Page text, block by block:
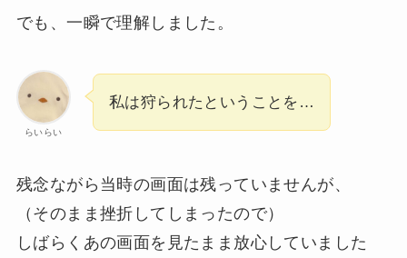
でも、一瞬で理解しました。
らいらい
私は狩られたということを…
残念ながら当時の画面は残っていませんが、
（そのまま挫折してしまったので）
しばらくあの画面を見たまま放心していました